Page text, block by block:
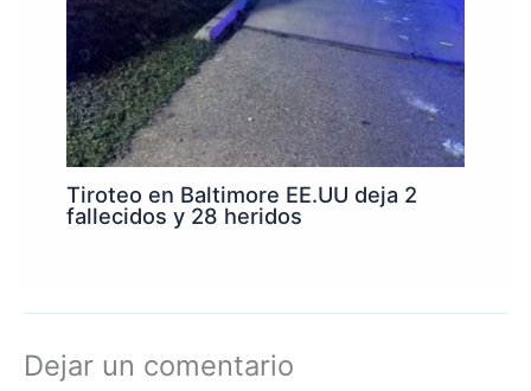
Tiroteo en Baltimore EE.UU deja 2
fallecidos y 28 heridos
Dejar un comentario